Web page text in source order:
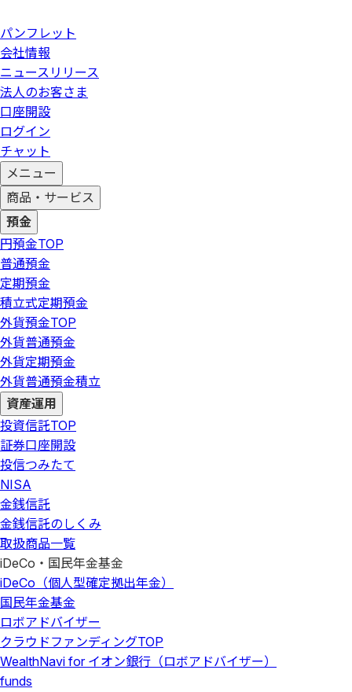
パンフレット
会社情報
ニュースリリース
法人のお客さま
口座開設
ログイン
チャット
メニュー
商品・サービス
預金
円預金TOP
普通預金
定期預金
積立式定期預金
外貨預金TOP
外貨普通預金
外貨定期預金
外貨普通預金積立
資産運用
投資信託TOP
証券口座開設
投信つみたて
NISA
金銭信託
金銭信託のしくみ
取扱商品一覧
iDeCo・国民年金基金
iDeCo（個人型確定拠出年金）
国民年金基金
ロボアドバイザー
クラウドファンディングTOP
WealthNavi for イオン銀行（ロボアドバイザー）
funds